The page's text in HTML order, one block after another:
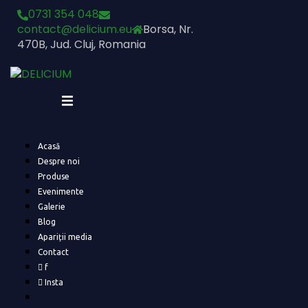
Skip
content
0731 354 048
contact@delicium.eu
Borsa, Nr.
470B, Jud. Cluj, Romania
Acasă
Despre noi
Produse
Evenimente
Galerie
Blog
Apariții media
Contact
f
Insta